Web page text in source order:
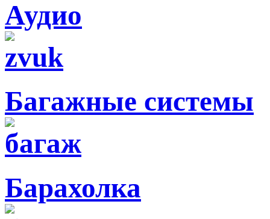
Аудио
Багажные системы
Барахолка